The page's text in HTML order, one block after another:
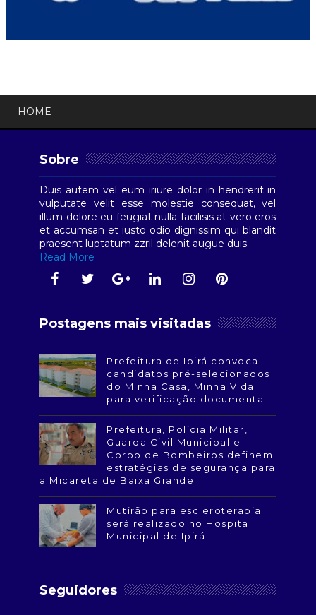
HOME
Sobre
Duis autem vel eum iriure dolor in hendrerit in
vulputate velit esse molestie consequat, vel
illum dolore eu feugiat nulla facilisis at vero eros
et accumsan et iusto odio dignissim qui blandit
praesent luptatum zzril delenit augue duis.
Read More
Postagens mais visitadas
Prefeitura de Ipirá convoca
candidatos pré-selecionados
do Minha Casa, Minha Vida
para verificação documental
Prefeitura, Polícia Militar,
Guarda Civil Municipal e
Corpo de Bombeiros definem
estratégias de segurança para
a Micareta de Baixa Grande
Mutirão para escleroterapia
será realizado no Hospital
Municipal de Ipirá
Seguidores